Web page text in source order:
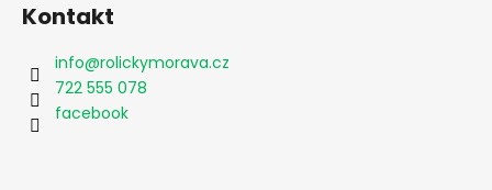
Kontakt
info@rolickymorava.cz
722 555 078
facebook